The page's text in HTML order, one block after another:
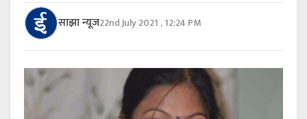
साझा न्यूज22nd July 2021 , 12:24 PM